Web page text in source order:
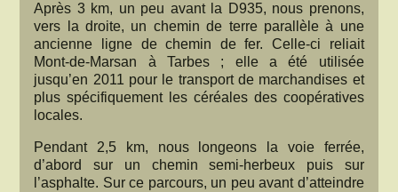
Après 3 km, un peu avant la D935, nous prenons,
vers la droite, un chemin de terre parallèle à une
ancienne ligne de chemin de fer. Celle-ci reliait
Mont-de-Marsan à Tarbes ; elle a été utilisée
jusqu’en 2011 pour le transport de marchandises et
plus spécifiquement les céréales des coopératives
locales.
Pendant 2,5 km, nous longeons la voie ferrée,
d’abord sur un chemin semi-herbeux puis sur
l’asphalte. Sur ce parcours, un peu avant d’atteindre